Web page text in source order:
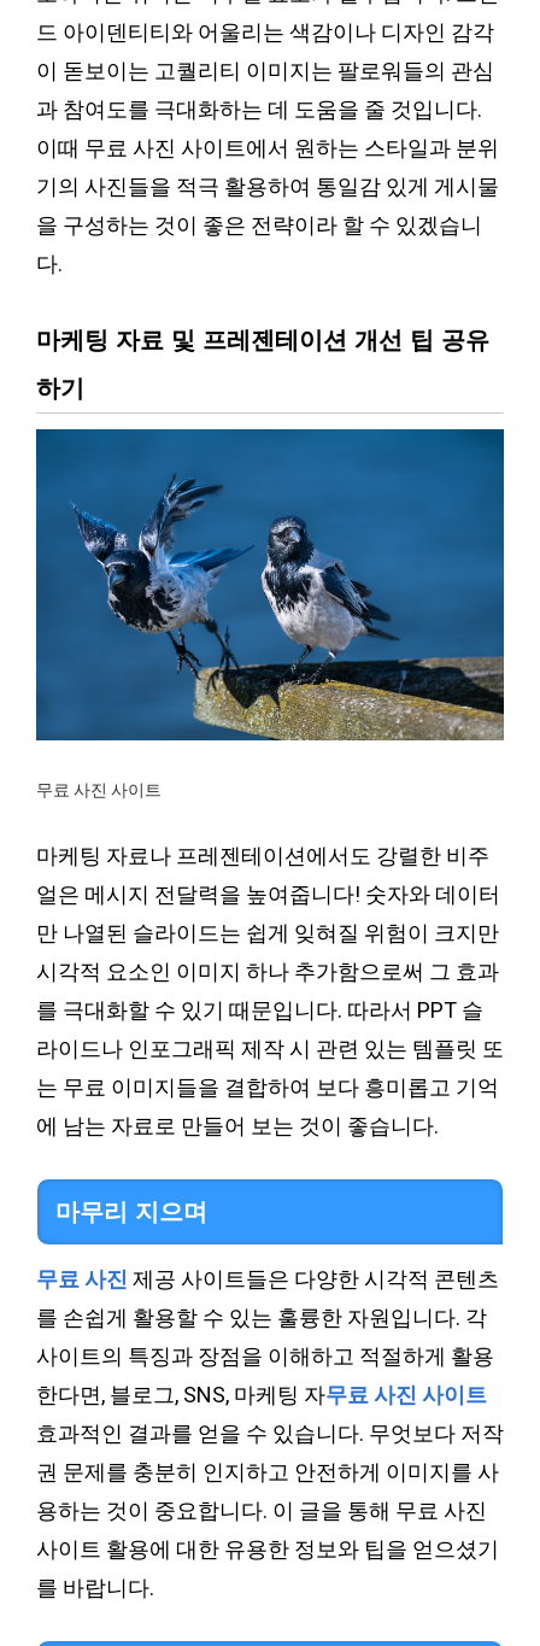
드 아이덴티티와 어울리는 색감이나 디자인 감각
이 돋보이는 고퀄리티 이미지는 팔로워들의 관심
과 참여도를 극대화하는 데 도움을 줄 것입니다.
이때 무료 사진 사이트에서 원하는 스타일과 분위
기의 사진들을 적극 활용하여 통일감 있게 게시물
을 구성하는 것이 좋은 전략이라 할 수 있겠습니
다.
마케팅 자료 및 프레젠테이션 개선 팁 공유
하기
무료 사진 사이트
마케팅 자료나 프레젠테이션에서도 강렬한 비주
얼은 메시지 전달력을 높여줍니다! 숫자와 데이터
만 나열된 슬라이드는 쉽게 잊혀질 위험이 크지만
시각적 요소인 이미지 하나 추가함으로써 그 효과
를 극대화할 수 있기 때문입니다. 따라서 PPT 슬
라이드나 인포그래픽 제작 시 관련 있는 템플릿 또
는 무료 이미지들을 결합하여 보다 흥미롭고 기억
에 남는 자료로 만들어 보는 것이 좋습니다.
마무리 지으며
무료 사진 제공 사이트들은 다양한 시각적 콘텐츠
를 손쉽게 활용할 수 있는 훌륭한 자원입니다. 각
사이트의 특징과 장점을 이해하고 적절하게 활용
한다면, 블로그, SNS, 마케팅 자무료 사진 사이트
효과적인 결과를 얻을 수 있습니다. 무엇보다 저작
권 문제를 충분히 인지하고 안전하게 이미지를 사
용하는 것이 중요합니다. 이 글을 통해 무료 사진
사이트 활용에 대한 유용한 정보와 팁을 얻으셨기
를 바랍니다.